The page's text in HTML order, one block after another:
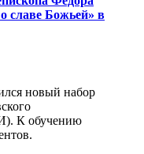
славе Божьей» в
новый набор
К обучению